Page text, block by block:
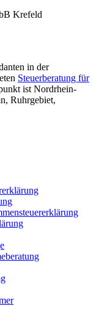
in der
Steuerberatung für
ist Nordrhein-
Ruhrgebiet,